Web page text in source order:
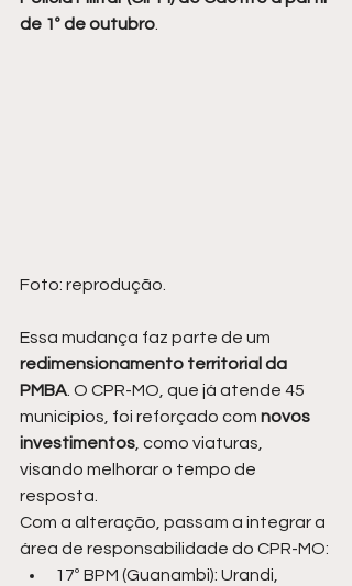
de 1º de outubro
Foto: reprodução.
Essa mudança faz parte de um
redimensionamento territorial da
PMBA. O CPR-MO, que já atende 45
municípios, foi reforçado com novos
investimentos, como viaturas,
visando melhorar o tempo de
resposta.
Com a alteração, passam a integrar a
área de responsabilidade do CPR-MO:
17º BPM (Guanambi): Urandi,